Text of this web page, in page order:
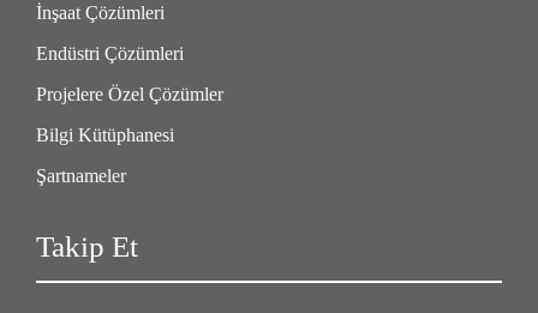
İnşaat Çözümleri
Endüstri Çözümleri
Projelere Özel Çözümler
Bilgi Kütüphanesi
Şartnameler
Takip Et